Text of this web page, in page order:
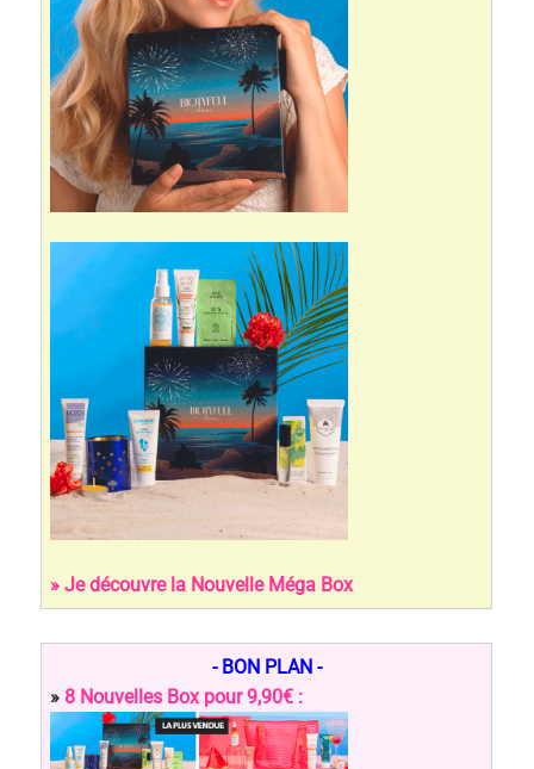
» Je découvre la Nouvelle Méga Box
- BON PLAN -
» 8 Nouvelles Box pour 9,90€ :